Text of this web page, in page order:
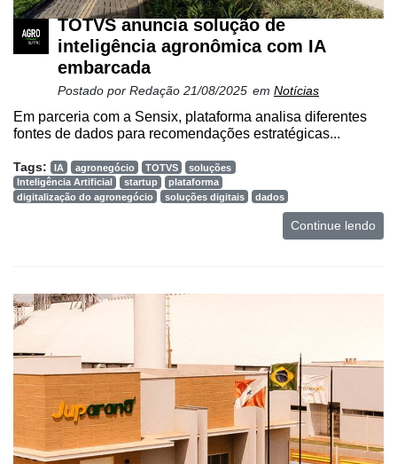
TOTVS anuncia solução de
inteligência agronômica com IA
embarcada
Postado por Redação 21/08/2025 em Notícias
Em parceria com a Sensix, plataforma analisa diferentes
fontes de dados para recomendações estratégicas...
Tags: IA agronegócio TOTVS
soluções
Inteligência Artificial
startup
plataforma
digitalização do agronegócio
soluções digitais dados
Continue lendo